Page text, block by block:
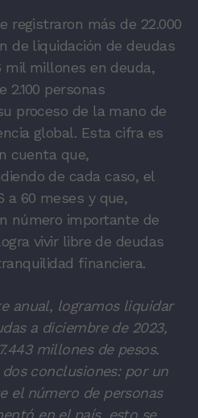
registraron más de 22.000
de liquidación de deudas
mil millones en deuda,
personas
proceso de la mano de
global. Esta cifra es
cuenta que,
de cada caso, el
a 60 meses y que,
número importante de
vivir libre de deudas
financiera.
anual, logramos liquidar
a diciembre de 2023,
millones de pesos.
conclusiones: por un
el número de personas
en el país, esto se